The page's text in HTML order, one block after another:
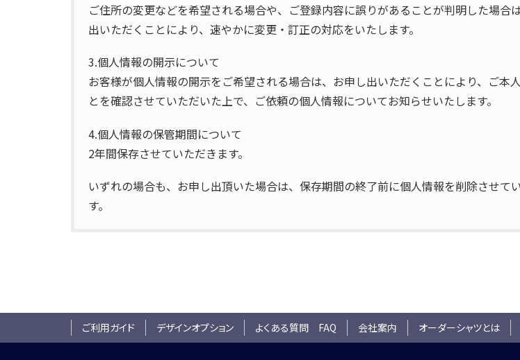
ご住所の変更などを希望される場合や、ご登録内容に誤りがあることが判明した場合
出いただくことにより、速やかに変更・訂正の対応をいたします。
3.個人情報の開示について
お客様が個人情報の開示をご希望される場合は、お申し出いただくことにより、ご本
とを確認させていただいた上で、ご依頼の個人情報についてお知らせいたします。
4.個人情報の保管期間について
2年間保存させていただきます。
いずれの場合も、お申し出頂いた場合は、保存期間の終了前に個人情報を削除させて
す。
ご利用ガイド デザインオプション よくある質問 FAQ 会社案内 オーダーシャツとは